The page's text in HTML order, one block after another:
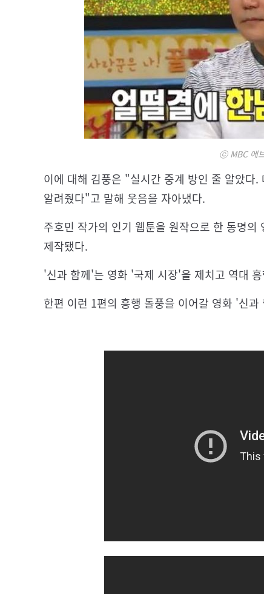
ⓒ MBC 에
이에 대해 김풍은 "실시간 중계 방인 줄 알았다
알려줬다"고 말해 웃음을 자아냈다.
주호민 작가의 인기 웹툰을 원작으로 한 동명
제작됐다.
'신과 함께'는 영화 '국제 시장'을 제치고 역대
한편 이런 1편의 흥행 돌풍을 이어갈 영화 '신